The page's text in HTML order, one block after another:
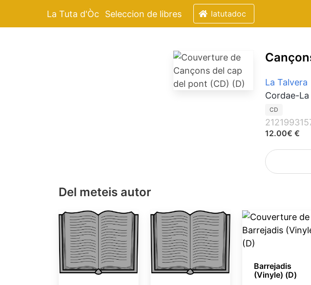
La Tuta d'Òc Seleccion de libres latutadoc
La Talvera
Cordae-La
CD
12.00€ €
Del meteis autor
Barrejadis
(Vinyle) (D)